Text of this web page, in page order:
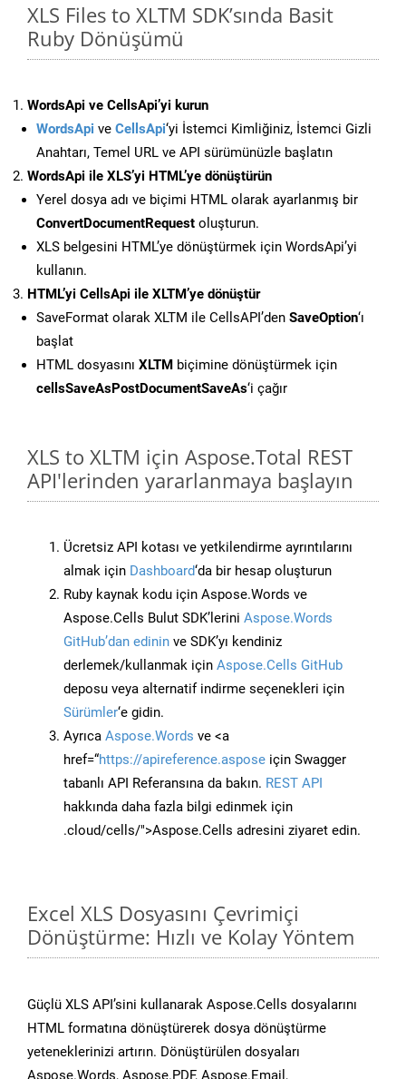
XLS Files to XLTM SDK’sında Basit
Ruby Dönüşümü
WordsApi ve CellsApi’yi kurun
WordsApi ve CellsApi‘yi İstemci Kimliğiniz, İstemci Gizli
Anahtarı, Temel URL ve API sürümünüzle başlatın
WordsApi ile XLS’yi HTML’ye dönüştürün
Yerel dosya adı ve biçimi HTML olarak ayarlanmış bir
ConvertDocumentRequest oluşturun.
XLS belgesini HTML’ye dönüştürmek için WordsApi’yi
kullanın.
HTML’yi CellsApi ile XLTM’ye dönüştür
SaveFormat olarak XLTM ile CellsAPI’den SaveOption‘ı
başlat
HTML dosyasını XLTM biçimine dönüştürmek için
cellsSaveAsPostDocumentSaveAs‘i çağır
XLS to XLTM için Aspose.Total REST
API'lerinden yararlanmaya başlayın
Ücretsiz API kotası ve yetkilendirme ayrıntılarını
almak için Dashboard‘da bir hesap oluşturun
Ruby kaynak kodu için Aspose.Words ve
Aspose.Cells Bulut SDK’lerini Aspose.Words
GitHub’dan edinin ve SDK’yı kendiniz
derlemek/kullanmak için Aspose.Cells GitHub
deposu veya alternatif indirme seçenekleri için
Sürümler‘e gidin.
Ayrıca Aspose.Words ve <a
href=“https://apireference.aspose için Swagger
tabanlı API Referansına da bakın. REST API
hakkında daha fazla bilgi edinmek için
.cloud/cells/">Aspose.Cells adresini ziyaret edin.
Excel XLS Dosyasını Çevrimiçi
Dönüştürme: Hızlı ve Kolay Yöntem
Güçlü XLS API’sini kullanarak Aspose.Cells dosyalarını
HTML formatına dönüştürerek dosya dönüştürme
yeteneklerinizi artırın. Dönüştürülen dosyaları
Aspose.Words, Aspose.PDF, Aspose.Email,